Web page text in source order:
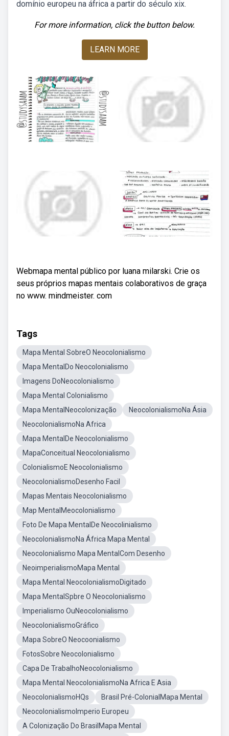
domínio europeu na áfrica a partir do século xix.
For more information, click the button below.
LEARN MORE
Webmapa mental público por luana milarski. Crie os
seus próprios mapas mentais colaborativos de graça
no www. mindmeister. com
Tags
Mapa Mental SobreO Neocolonialismo
Mapa MentalDo Neocolonialismo
Imagens DoNeocolonialismo
Mapa Mental Colonialismo
Mapa MentalNeocolonização
NeocolonialismoNa Ásia
NeocolonialismoNa Africa
Mapa MentalDe Neocolonialismo
MapaConceitual Neocolonialismo
ColonialismoE Neocolonialismo
NeocolonialismoDesenho Facil
Mapas Mentais Neocolonialismo
Map MentalMeocolonialismo
Foto De Mapa MentalDe Neocolinialismo
NeocolonialismoNa África Mapa Mental
Neocolonialismo Mapa MentalCom Desenho
NeoimperialismoMapa Mental
Mapa Mental NeocolonialismoDigitado
Mapa MentalSpbre O Neocolonialismo
Imperialismo OuNeocolonialismo
NeocolonialismoGráfico
Mapa SobreO Neocoonialismo
FotosSobre Neocolonialismo
Capa De TrabalhoNeocolonialismo
Mapa Mental NeocolonialismoNa Africa E Asia
NeocolonialismoHQs
Brasil Pré-ColonialMapa Mental
NeocolonialismoImperio Europeu
A Colonização Do BrasilMapa Mental